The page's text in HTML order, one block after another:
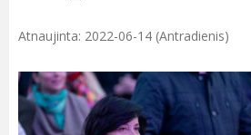
Atnaujinta: 2022-06-14 (Antradienis)